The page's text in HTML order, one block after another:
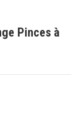
Pinces à